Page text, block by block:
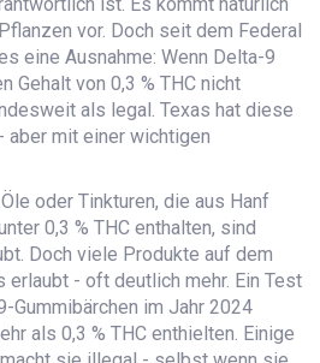
vor. Doch seit dem Federal
eine Ausnahme: Wenn Delta-9
Gehalt von 0,3 % THC nicht
als legal. Texas hat diese
aber mit einer wichtigen
oder Tinkturen, die aus Hanf
0,3 % THC enthalten, sind
Doch viele Produkte auf dem
erlaubt - oft deutlich mehr. Ein Test
Gummibärchen im Jahr 2024
als 0,3 % THC enthielten. Einige